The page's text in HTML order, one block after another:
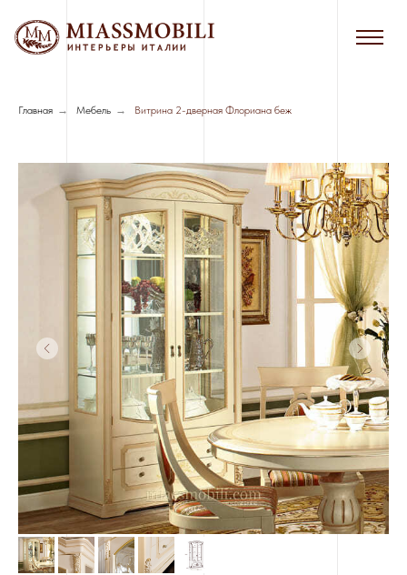
Главная → Мебель → Витрина 2-дверная Флориана беж
Сборка в черте г. Новосибирска - 7%
от стоимости мебели
Сборка за пределами г. Новосибирска
- 8%, минимальная стоимость - 3000
руб.